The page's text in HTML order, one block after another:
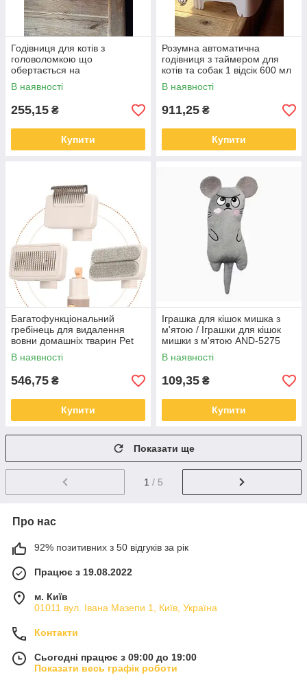
Годівниця для котів з
головоломкою що
обертається на
360градусів,Іграшка для кота
В наявності
255,15 ₴
Купити
Розумна автоматична
годівниця з таймером для
котів та собак 1 відсік 600 мл
диспенсер для корму
В наявності
911,25 ₴
Купити
Багатофункціональний
гребінець для видалення
вовни домашніх тварин Pet
hair brush removal 3 в 1
В наявності
546,75 ₴
Купити
Іграшка для кішок мишка з
м'ятою / Іграшки для кішок
мишки з м'ятою AND-5275
В наявності
109,35 ₴
Купити
Показати ще
1 / 5
Про нас
92% позитивних з 50 відгуків за рік
Працює з 19.08.2022
м. Київ
01011 вул. Івана Мазепи 1, Київ, Україна
Контакти
Сьогодні працює з 09:00 до 19:00
Показати весь графік роботи